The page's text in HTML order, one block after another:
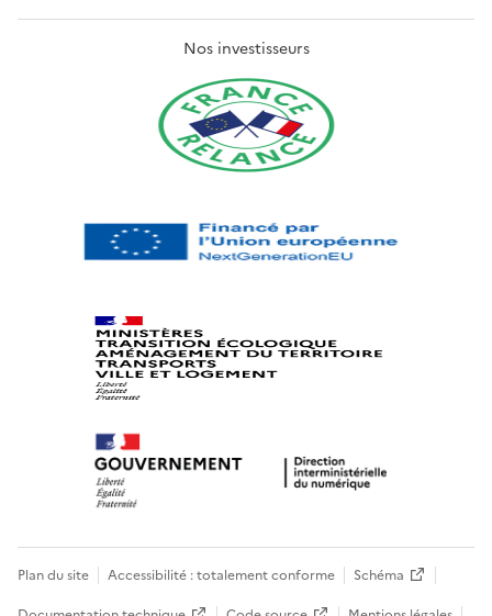
Nos investisseurs
Plan du site Accessibilité : totalement conforme
Schéma